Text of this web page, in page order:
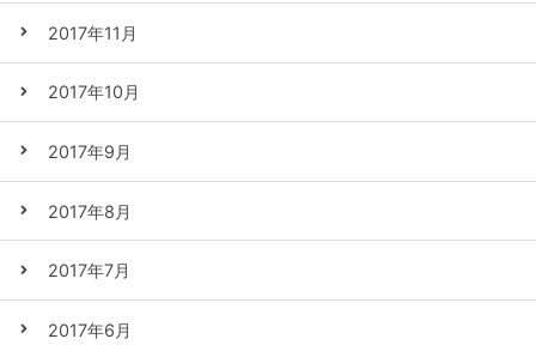
2017年11月
2017年10月
2017年9月
2017年8月
2017年7月
2017年6月